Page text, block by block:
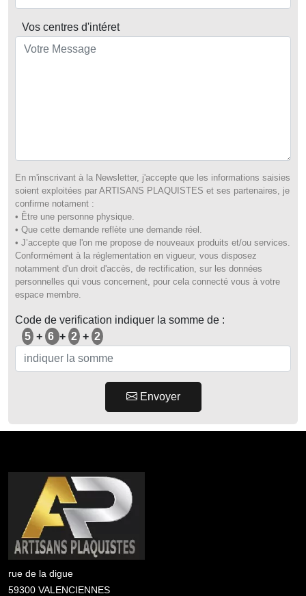
Vos centres d'intéret
En m'inscrivant à la Newsletter, j'accepte que les informations saisies
soient exploitées par ARTISANS PLAQUISTES et ses partenaires, je
confirme notament :
• Être une personne physique.
• Que cette demande reflète une demande réel.
• J’accepte que l'on me propose de nouveaux produits et/ou services.
Conformément à la réglementation en vigueur, vous disposez
notamment d'un droit d'accès, de rectification, sur les données
personnelles qui vous concernent, pour cela connecté vous à votre
espace membre.
Code de verification indiquer la somme de :
5 + 6 + 2 + 2
code
Envoyer
rue de la digue
59300 VALENCIENNES